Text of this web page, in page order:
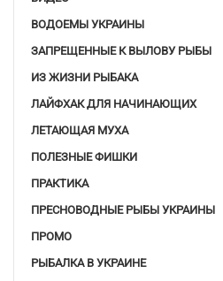
ВОДОЕМЫ УКРАИНЫ
ЗАПРЕЩЕННЫЕ К ВЫЛОВУ РЫБЫ
ИЗ ЖИЗНИ РЫБАКА
ЛАЙФХАК ДЛЯ НАЧИНАЮЩИХ
ЛЕТАЮЩАЯ МУХА
ПОЛЕЗНЫЕ ФИШКИ
ПРАКТИКА
ПРЕСНОВОДНЫЕ РЫБЫ УКРАИНЫ
ПРОМО
РЫБАЛКА В УКРАИНЕ